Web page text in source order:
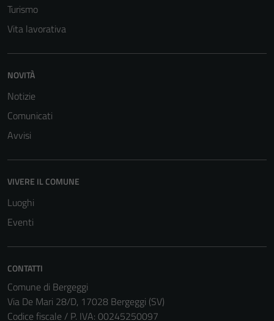
Turismo
Vita lavorativa
NOVITÀ
Notizie
Comunicati
Avvisi
VIVERE IL COMUNE
Luoghi
Eventi
CONTATTI
Comune di Bergeggi
Via De Mari 28/D, 17028 Bergeggi (SV)
Codice fiscale / P. IVA: 00245250097